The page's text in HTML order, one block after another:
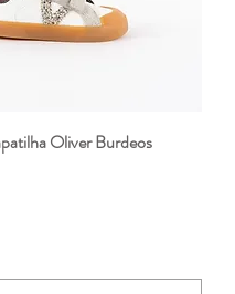
Oliver Burdeos